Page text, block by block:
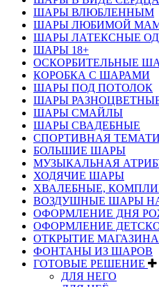
ШАРЫ ВЛЮБЛЕННЫМ
ШАРЫ ЛЮБИМОЙ
ШАРЫ ЛАТЕКСНЫЕ
ШАРЫ 18+
ОСКОРБИТЕЛЬНЫЕ
КОРОБКА С ШАРАМИ
ШАРЫ ПОД ПОТОЛОК
ШАРЫ
ШАРЫ СМАЙЛЫ
ШАРЫ СВАДЕБНЫЕ
СПОРТИВНАЯ
БОЛЬШИЕ ШАРЫ
МУЗЫКАЛЬНАЯ
ХОДЯЧИЕ ШАРЫ
ХВАЛЕБНЫЕ,
ВОЗДУШНЫЕ ШАРЫ
ОФОРМЛЕНИЕ ДНЯ
ОФОРМЛЕНИЕ
ОТКРЫТИЕ МАГАЗИНА
ФОНТАНЫ ИЗ ШАРОВ
ГОТОВЫЕ РЕШЕНИЕ
ДЛЯ НЕГО